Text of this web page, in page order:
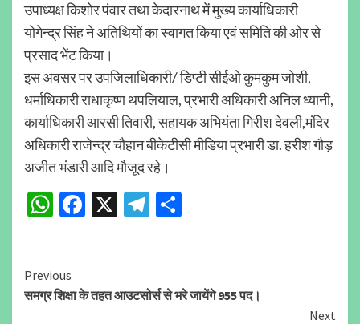
उपाध्यक्ष किशोर पंवार तथा केदारनाथ में मुख्य कार्याधिकारी
योगेन्द्र सिंह ने अतिथियों का स्वागत किया एवं समिति की ओर से
प्रसाद भेंट किया।
इस अवसर पर उपजिलाधिकारी/ डिप्टी सीईओ कुमकुम जोशी,
धर्माधिकारी राधाकृष्ण थपलियाल, प्रभारी अधिकारी अनिल ध्यानी,
कार्याधिकारी आरसी तिवारी, सहायक अभियंता गिरीश देवली,मंदिर
अधिकारी राजेन्द्र चौहान बीकेटीसी मीडिया प्रभारी डा. हरीश गौड़
अजीत भंडारी आदि मौजूद रहे।
WhatsApp
Facebook
X Telegram
Continue
Reading
Previous
समग्र शिक्षा के तहत आउटसोर्स से भरे जायेंगे 955 पद।
Next